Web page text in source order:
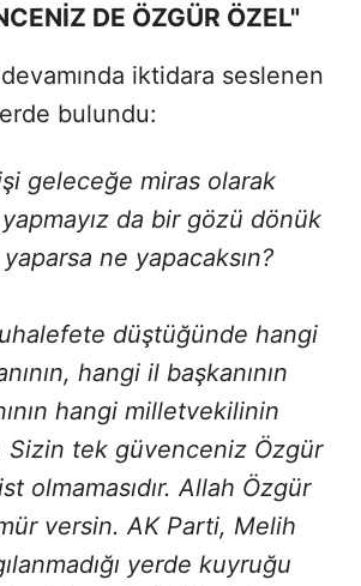
DE ÖZGÜR ÖZEL"
devamında iktidara seslenen
bulundu:
geleceğe miras olarak
yapmayız da bir gözü dönük
ne yapacaksın?
düştüğünde hangi
hangi il başkanının
hangi milletvekilinin
Sizin tek güvenceniz Özgür
olmamasıdır. Allah Özgür
versin. AK Parti, Melih
yerde kuyruğu